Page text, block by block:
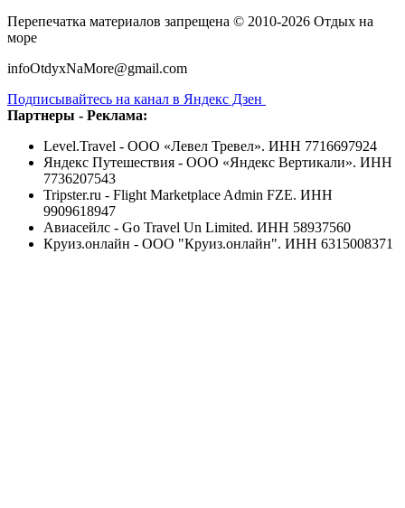
Перепечатка материалов запрещена © 2010-2026 Отдых на
море
infoOtdyxNaMore@gmail.com
Подписывайтесь на канал в Яндекс Дзен
Партнеры - Реклама:
Level.Travel - ООО «Левел Тревел». ИНН 7716697924
Яндекс Путешествия - ООО «Яндекс Вертикали». ИНН
7736207543
Tripster.ru - Flight Marketplace Admin FZE. ИНН
9909618947
Авиасейлс - Go Travel Un Limited. ИНН 58937560
Круиз.онлайн - ООО "Круиз.онлайн". ИНН 6315008371